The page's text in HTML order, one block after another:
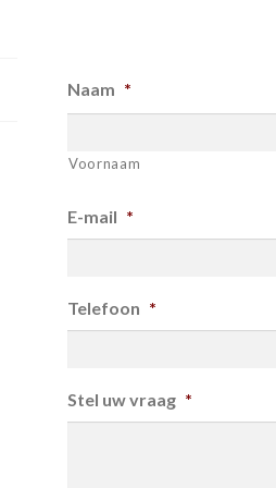
Naam *
Voornaam
E-mail *
Telefoon *
Stel uw vraag *